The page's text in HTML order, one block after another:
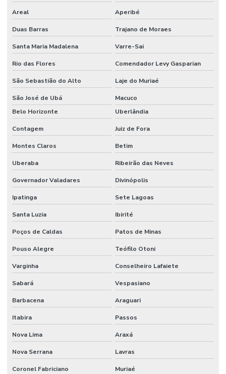
Areal Aperibé
Duas Barras Trajano de Moraes
Santa Maria Madalena Varre-Sai
Rio das Flores Comendador Levy Gasparian
São Sebastião do Alto Laje do Muriaé
São José de Ubá
Macuco
Belo Horizonte
Uberlândia
Contagem Juiz de Fora
Montes Claros Betim
Uberaba Ribeirão das Neves
Governador Valadares Divinópolis
Ipatinga Sete Lagoas
Santa Luzia Ibirité
Poços de Caldas Patos de Minas
Pouso Alegre Teófilo Otoni
Varginha Conselheiro Lafaiete
Sabará Vespasiano
Barbacena Araguari
Itabira Passos
Nova Lima Araxá
Nova Serrana Lavras
Coronel Fabriciano Muriaé